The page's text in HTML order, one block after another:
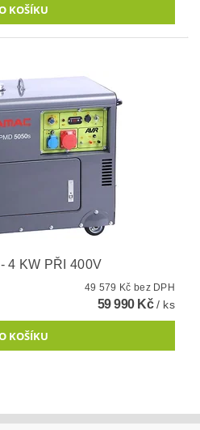
4 KW PŘI 400V
49 579 Kč bez DPH
59 990 Kč/ ks